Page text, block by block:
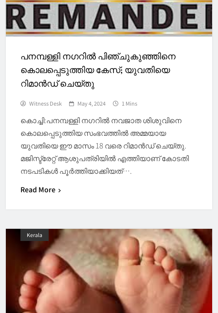
പനമ്പള്ളി നഗറിൽ പിഞ്ചുകുഞ്ഞിനെ
കൊലപ്പെടുത്തിയ കേസ്; യുവതിയെ
റിമാൻഡ് ചെയ്തു
Witness Desk May 4, 2024 1 Mins
കൊച്ചി:പനമ്പള്ളി നഗറിൽ നവജാത ശിശുവിനെ
കൊലപ്പെടുത്തിയ സംഭവത്തിൽ അമ്മയായ
യുവതിയെ ഈ മാസം 18 വരെ റിമാൻഡ് ചെയ്തു.
മജിസ്ട്രേറ്റ് ആശുപത്രിയിൽ എത്തിയാണ് കോടതി
നടപടികൾ പൂർത്തിയാക്കിയത്….
Read More
Kerala